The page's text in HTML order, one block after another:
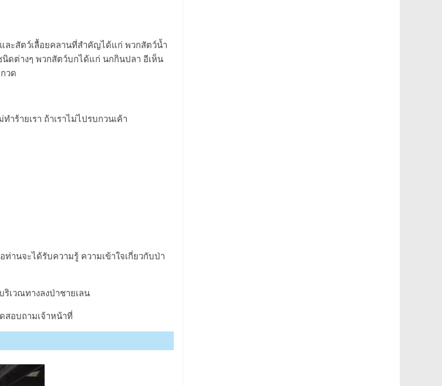
ละสัตว์เลื้อยคลานที่สำคัญได้แก่ พวกสัตว์น้ำ
ดต่างๆ พวกสัตว์บกได้แก่ นกกินปลา อีเห็น
วด
ร้ายเรา ถ้าเราไม่ไปรบกวนเค้า
านจะได้รับความรู้ ความเข้าใจเกี่ยวกับป่า
เวณทางลงป่าชายเลน
สอบถามเจ้าหน้าที่